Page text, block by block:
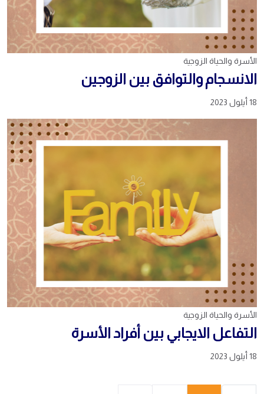
الأسرة والحياة الزوجية
الانسجام والتوافق بين الزوجين
18 أيلول 2023
الأسرة والحياة الزوجية
التفاعل الايجابي بين أفراد الأسرة
18 أيلول 2023